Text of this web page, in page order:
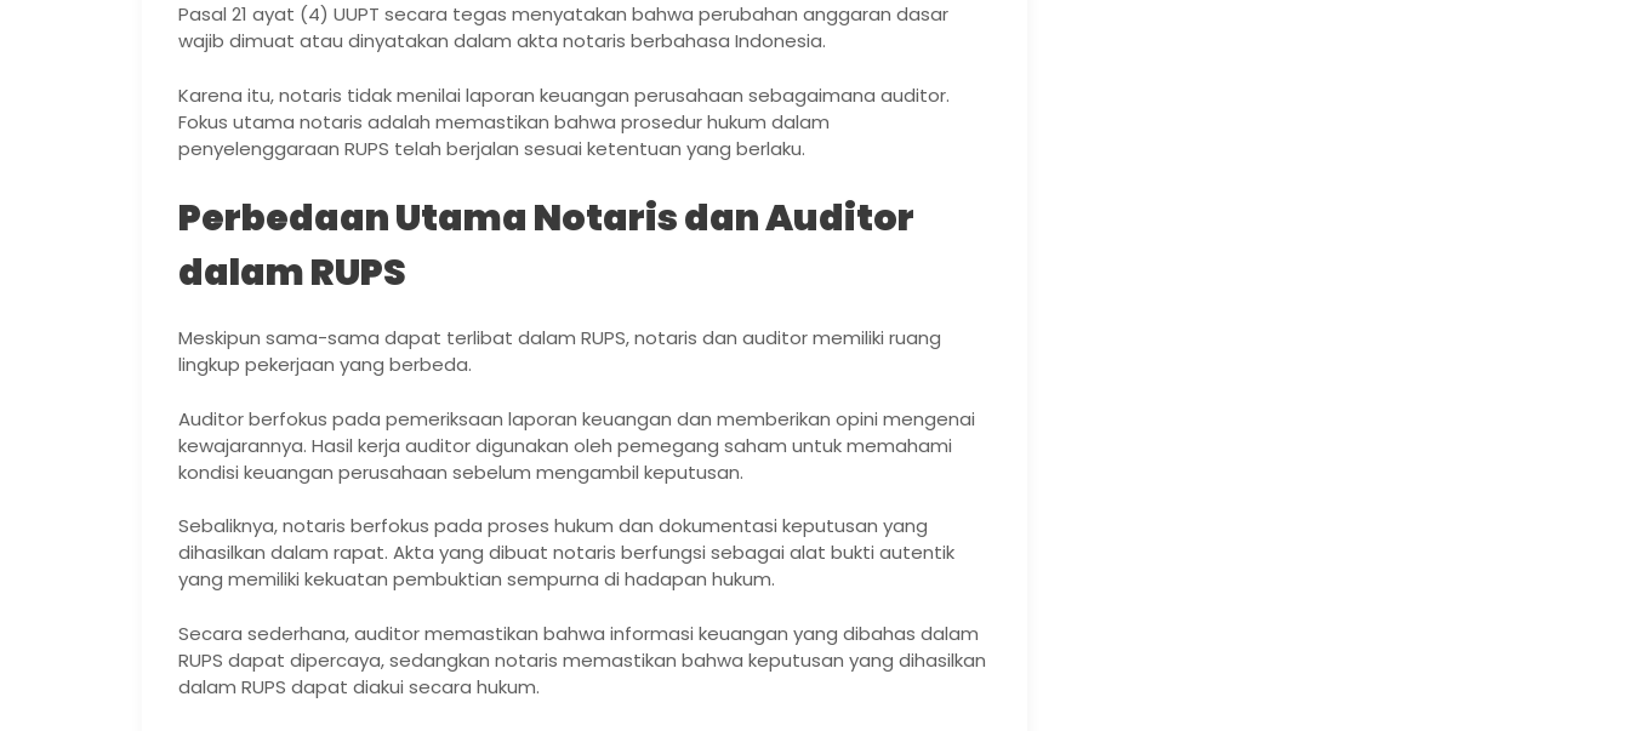
Pasal 21 ayat (4) UUPT secara tegas menyatakan bahwa perubahan anggaran dasar
wajib dimuat atau dinyatakan dalam akta notaris berbahasa Indonesia.
Karena itu, notaris tidak menilai laporan keuangan perusahaan sebagaimana auditor.
Fokus utama notaris adalah memastikan bahwa prosedur hukum dalam
penyelenggaraan RUPS telah berjalan sesuai ketentuan yang berlaku.
Perbedaan Utama Notaris dan Auditor
dalam RUPS
Meskipun sama-sama dapat terlibat dalam RUPS, notaris dan auditor memiliki ruang
lingkup pekerjaan yang berbeda.
Auditor berfokus pada pemeriksaan laporan keuangan dan memberikan opini mengenai
kewajarannya. Hasil kerja auditor digunakan oleh pemegang saham untuk memahami
kondisi keuangan perusahaan sebelum mengambil keputusan.
Sebaliknya, notaris berfokus pada proses hukum dan dokumentasi keputusan yang
dihasilkan dalam rapat. Akta yang dibuat notaris berfungsi sebagai alat bukti autentik
yang memiliki kekuatan pembuktian sempurna di hadapan hukum.
Secara sederhana, auditor memastikan bahwa informasi keuangan yang dibahas dalam
RUPS dapat dipercaya, sedangkan notaris memastikan bahwa keputusan yang dihasilkan
dalam RUPS dapat diakui secara hukum.